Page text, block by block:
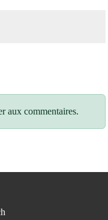
aux commentaires.